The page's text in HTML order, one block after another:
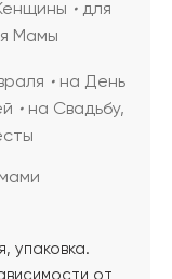
для
Мамы
на День
на Свадьбу,
упаковка.
от